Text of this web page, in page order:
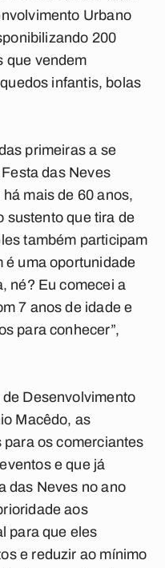
Urbano
200
que vendem
infantis, bolas
primeiras a se
das Neves
mais de 60 anos,
sustento que tira de
também participam
é uma oportunidade
né? Eu comecei a
7 anos de idade e
para conhecer”,
Desenvolvimento
Macêdo, as
os comerciantes
e que já
das Neves no ano
aos
para que eles
e reduzir ao mínimo